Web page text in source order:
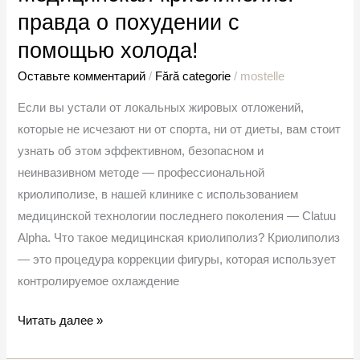
правда о похудении с
помощью холода!
Оставьте комментарий / Fără categorie / mostelle
Если вы устали от локальных жировых отложений,
которые не исчезают ни от спорта, ни от диеты, вам стоит
узнать об этом эффективном, безопасном и
неинвазивном методе — профессиональной
криолиполизе, в нашей клинике с использованием
медицинской технологии последнего поколения — Clatuu
Alpha. Что такое медицинская криолиполиз? Криолиполиз
— это процедура коррекции фигуры, которая использует
контролируемое охлаждение
Читать далее »